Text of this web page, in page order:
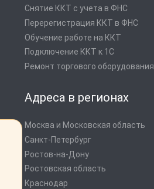
Адреса в регионах
Москва и Московская область
Санкт-Петербург
Ростов-на-Дону
Ростовская область
Краснодар
Снятие ККТ с учета в ФНС
Перерегистрация ККТ в ФНС
Обучение работе на ККТ
Подключение ККТ к 1С
Ремонт торгового оборудования